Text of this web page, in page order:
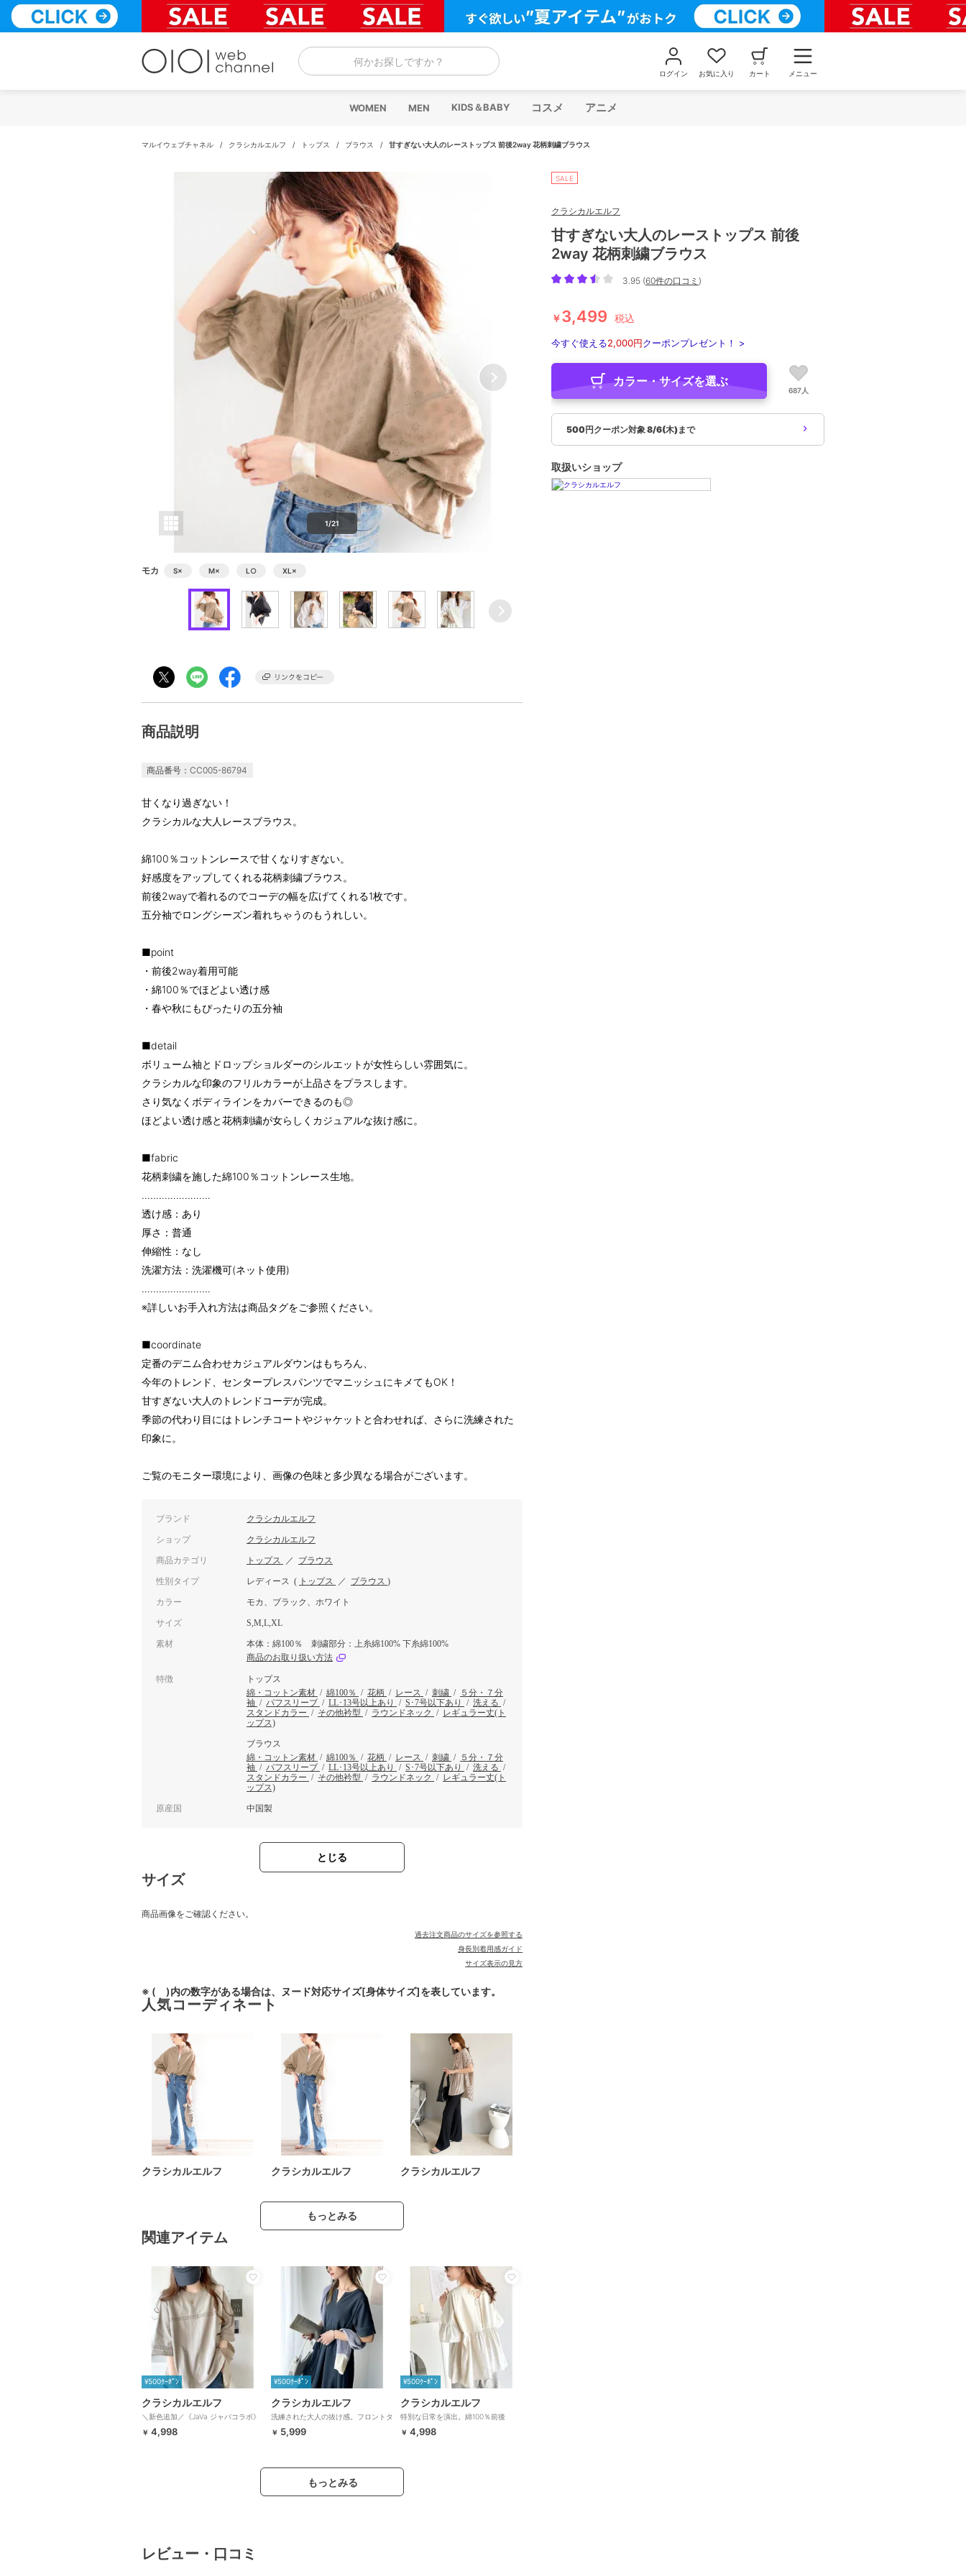
テ
何かお探しですか？
ログイン お気に入り カート メニュー
WOMEN MEN KIDS＆BABY コスメ アニメ
マルイウェブチャネル / クラシカルエルフ / トップス / ブラウス / 甘すぎない大人のレーストップス 前後2way 花柄刺繍ブラウス
1/21
モカ S× M× L ○ XL ×
商品説明
商品番号：CC005-86794
甘くなり過ぎない！
クラシカルな大人レースブラウス。
綿100％コットンレースで甘くなりすぎない。
好感度をアップしてくれる花柄刺繍ブラウス。
前後2wayで着れるのでコーデの幅を広げてくれる1枚です。
五分袖でロングシーズン着れちゃうのもうれしい。
■point
・前後2way着用可能
・綿100％でほどよい透け感
・春や秋にもぴったりの五分袖
■detail
ボリューム袖とドロップショルダーのシルエットが女性らしい雰囲気に。
クラシカルな印象のフリルカラーが上品さをプラスします。
さり気なくボディラインをカバーできるのも◎
ほどよい透け感と花柄刺繍が女らしくカジュアルな抜け感に。
■fabric
花柄刺繍を施した綿100％コットンレース生地。
……………………
透け感：あり
厚さ：普通
伸縮性：なし
洗濯方法：洗濯機可(ネット使用)
……………………
※詳しいお手入れ方法は商品タグをご参照ください。
■coordinate
定番のデニム合わせカジュアルダウンはもちろん、
今年のトレンド、センタープレスパンツでマニッシュにキメてもOK！
甘すぎない大人のトレンドコーデが完成。
季節の代わり目にはトレンチコートやジャケットと合わせれば、さらに洗練された
印象に。
ご覧のモニター環境により、画像の色味と多少異なる場合がございます。
ブランド クラシカルエルフ
ショップ クラシカルエルフ
商品カテゴリ トップス ／ ブラウス
性別タイプ レディース ( トップス ／ ブラウス )
カラー モカ、ブラック、ホワイト
サイズ S,M,L,XL
素材
本体：綿100％ 刺繍部分：上糸綿100% 下糸綿100%
商品のお取り扱い方法
特徴
トップス
綿・コットン素材 / 綿100％ / 花柄 / レース / 刺繍 / ５分・７分
袖 / パフスリーブ / LL･13号以上あり / S･7号以下あり / 洗える /
スタンドカラー / その他衿型 / ラウンドネック / レギュラー丈(ト
ップス)
ブラウス
綿・コットン素材 / 綿100％ / 花柄 / レース / 刺繍 / ５分・７分
袖 / パフスリーブ / LL･13号以上あり / S･7号以下あり / 洗える /
スタンドカラー / その他衿型 / ラウンドネック / レギュラー丈(ト
ップス)
原産国 中国製
とじる
サイズ
商品画像をご確認ください。
過去注文商品のサイズを参照する
身長別着用感ガイド
サイズ表示の見方
※ ( )内の数字がある場合は、ヌード対応サイズ[身体サイズ]を表しています。
人気コーディネート
クラシカルエルフ クラシカルエルフ クラシカルエルフ
もっとみる
関連アイテム
¥500ｸｰﾎﾟﾝ
クラシカルエルフ
＼新色追加／《JaVa ジャバコラボ》
オーガニックコットン混ハシゴレース
フットボールTシャツ
￥ 4,998
¥500ｸｰﾎﾟﾝ
クラシカルエルフ
洗練された大人の抜け感。フロントタ
ックキーネックワンピース
￥ 5,999
¥500ｸｰﾎﾟﾝ
クラシカルエルフ
特別な日常を演出。綿100％前後
2WAYシルケット加工布帛コンビリボ
ンペプラムトップス(半袖)
￥ 4,998
もっとみる
レビュー・口コミ
SALE
クラシカルエルフ
甘すぎない大人のレーストップス 前後
2way 花柄刺繍ブラウス
3.95 (60件の口コミ )
￥3,499 税込
今すぐ使える2,000円クーポンプレゼント！ >
カラー・サイズを選ぶ
687人
500円クーポン対象 8/6(木)まで
取扱いショップ